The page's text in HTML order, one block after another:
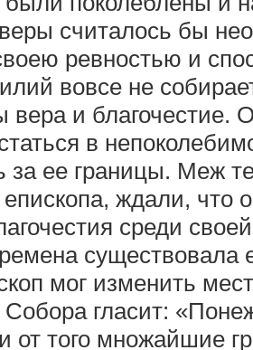
считалось бы
ревностью и
вовсе не
вера и благочестие.
в
за ее границы. Меж
епископа, ждали,
среди
существовала
мог изменить
Собора гласит:
от того множайшие